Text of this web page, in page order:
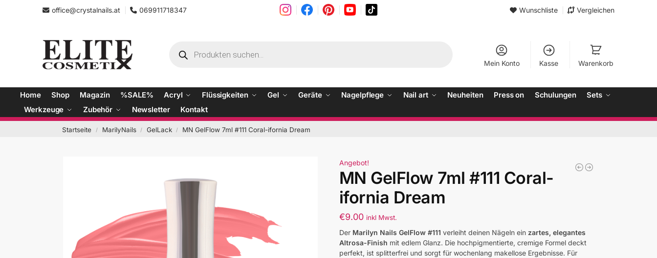
office@crystalnails.at 069911718347 Wunschliste Vergleichen
Mein Konto Kasse Warenkorb
Home Shop Magazin %SALE% Acryl Flüssigkeiten Gel Geräte Nagelpflege Nail art Neuheiten Press on Schulungen
Sets
Werkzeuge
Zubehör Newsletter Kontakt
Startseite / MarilyNails / GelLack / MN GelFlow 7ml #111 Coral-ifornia Dream
Angebot!
MN GelFlow 7ml #111 Coral-
ifornia Dream
€9.00 inkl Mwst.
Der Marilyn Nails GelFlow #111 verleiht deinen Nägeln ein zartes, elegantes
Altrosa-Finish mit edlem Glanz. Die hochpigmentierte, cremige Formel deckt
perfekt, ist splitterfrei und sorgt für wochenlang makellose Ergebnisse. Für